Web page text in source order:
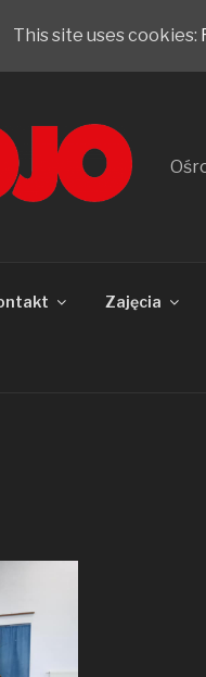
Zajęcia
This site uses cookies: